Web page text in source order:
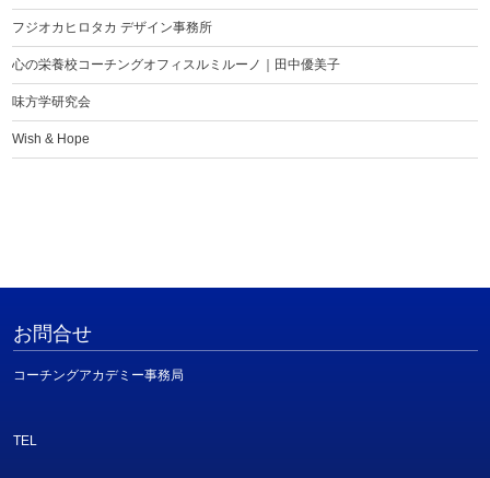
フジオカヒロタカ デザイン事務所
心の栄養校コーチングオフィスルミルーノ｜田中優美子
味方学研究会
Wish & Hope
お問合せ
コーチングアカデミー事務局
TEL